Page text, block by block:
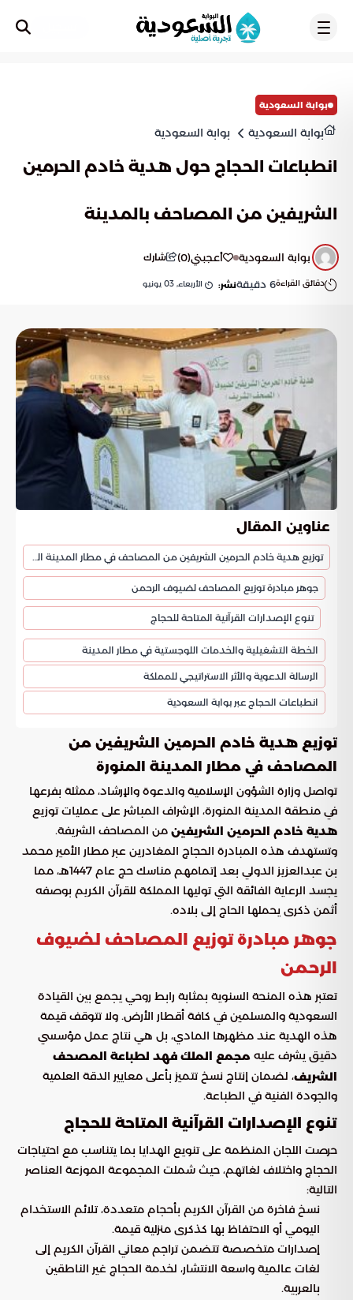
بوابة السعودية
بوابة السعودية بوابة السعودية
انطباعات الحجاج حول هدية خادم الحرمين
الشريفين من المصاحف بالمدينة
بوابة السعودية أعجبني(
0
) شارك
دقائق القراءة6 دقيقةنشر: الأربعاء, 03 يونيو
عناوين المقال
توزيع هدية خادم الحرمين الشريفين من المصاحف في مطار المدينة المنورة
جوهر مبادرة توزيع المصاحف لضيوف الرحمن
تنوع الإصدارات القرآنية المتاحة للحجاج
الخطة التشغيلية والخدمات اللوجستية في مطار المدينة
الرسالة الدعوية والأثر الاستراتيجي للمملكة
انطباعات الحجاج عبر بوابة السعودية
توزيع هدية خادم الحرمين الشريفين من
المصاحف في مطار المدينة المنورة
تواصل وزارة الشؤون الإسلامية والدعوة والإرشاد، ممثلة بفرعها
في منطقة المدينة المنورة، الإشراف المباشر على عمليات توزيع
هدية خادم الحرمين الشريفين من المصاحف الشريفة.
وتستهدف هذه المبادرة الحجاج المغادرين عبر مطار الأمير محمد
بن عبدالعزيز الدولي بعد إتمامهم مناسك حج عام 1447هـ، مما
يجسد الرعاية الفائقة التي توليها المملكة للقرآن الكريم بوصفه
أثمن ذكرى يحملها الحاج إلى بلاده.
جوهر مبادرة توزيع المصاحف لضيوف
الرحمن
تعتبر هذه المنحة السنوية بمثابة رابط روحي يجمع بين القيادة
السعودية والمسلمين في كافة أقطار الأرض. ولا تتوقف قيمة
هذه الهدية عند مظهرها المادي، بل هي نتاج عمل مؤسسي
دقيق يشرف عليه مجمع الملك فهد لطباعة المصحف
الشريف، لضمان إنتاج نسخ تتميز بأعلى معايير الدقة العلمية
والجودة الفنية في الطباعة.
تنوع الإصدارات القرآنية المتاحة للحجاج
حرصت اللجان المنظمة على تنويع الهدايا بما يتناسب مع احتياجات
الحجاج واختلاف لغاتهم، حيث شملت المجموعة الموزعة العناصر
التالية:
نسخ فاخرة من القرآن الكريم بأحجام متعددة، تلائم الاستخدام
اليومي أو الاحتفاظ بها كذكرى منزلية قيمة.
إصدارات متخصصة تتضمن تراجم معاني القرآن الكريم إلى
لغات عالمية واسعة الانتشار، لخدمة الحجاج غير الناطقين
بالعربية.